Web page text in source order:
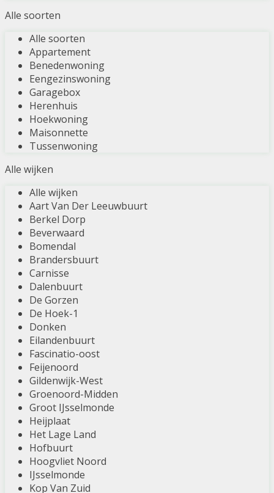
Alle soorten
Alle soorten
Appartement
Benedenwoning
Eengezinswoning
Garagebox
Herenhuis
Hoekwoning
Maisonnette
Tussenwoning
Alle wijken
Alle wijken
Aart Van Der Leeuwbuurt
Berkel Dorp
Beverwaard
Bomendal
Brandersbuurt
Carnisse
Dalenbuurt
De Gorzen
De Hoek-1
Donken
Eilandenbuurt
Fascinatio-oost
Feijenoord
Gildenwijk-West
Groenoord-Midden
Groot IJsselmonde
Heijplaat
Het Lage Land
Hofbuurt
Hoogvliet Noord
IJsselmonde
Kop Van Zuid